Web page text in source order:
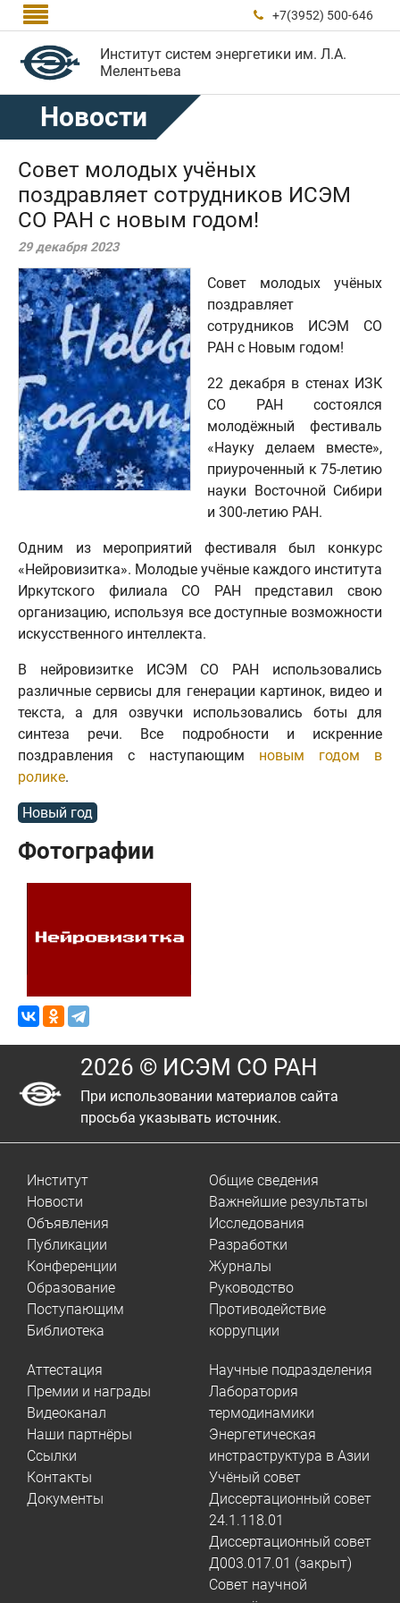
  +7(3952) 500-646
Институт систем энергетики им. Л.А.
Мелентьева
Новости
Совет молодых учёных
поздравляет сотрудников ИСЭМ
СО РАН с новым годом!
29 декабря 2023
Совет молодых учёных
поздравляет
сотрудников ИСЭМ СО
РАН с Новым годом!
22 декабря в стенах ИЗК
СО РАН состоялся
молодёжный фестиваль
«Науку делаем вместе»,
приуроченный к 75-летию
науки Восточной Сибири
и 300-летию РАН.
Одним из мероприятий фестиваля был конкурс
«Нейровизитка». Молодые учёные каждого института
Иркутского филиала СО РАН представил свою
организацию, используя все доступные возможности
искусственного интеллекта.
В нейровизитке ИСЭМ СО РАН использовались
различные сервисы для генерации картинок, видео и
текста, а для озвучки использовались боты для
синтеза речи. Все подробности и искренние
поздравления с наступающим новым годом в
ролике.
Новый год
Фотографии
2026 © ИСЭМ СО РАН
При использовании материалов сайта
просьба указывать источник.
Институт
Новости
Объявления
Публикации
Конференции
Образование
Поступающим
Библиотека
Общие сведения
Важнейшие результаты
Исследования
Разработки
Журналы
Руководство
Противодействие
коррупции
Аттестация
Премии и награды
Видеоканал
Наши партнёры
Ссылки
Контакты
Документы
Научные подразделения
Лаборатория
термодинамики
Энергетическая
инстраструктура в Азии
Учёный совет
Диссертационный совет
24.1.118.01
Диссертационный совет
Д003.017.01 (закрыт)
Совет научной